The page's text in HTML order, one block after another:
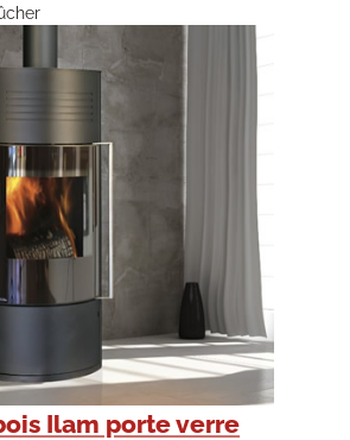
Ilam porte verre